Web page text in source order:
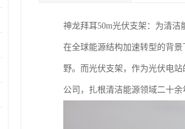
神龙拜耳50m光伏支架：为清
在全球能源结构加速转型的背
野。而光伏支架，作为光伏电
公司，扎根清洁能源领域二十